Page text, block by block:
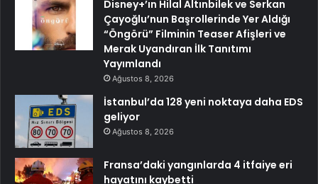
Disney+’ın Hilal Altınbilek ve Serkan
Çayoğlu’nun Başrollerinde Yer Aldığı
“Öngörü” Filminin Teaser Afişleri ve
Merak Uyandıran İlk Tanıtımı
Yayımlandı
Ağustos 8, 2026
İstanbul’da 128 yeni noktaya daha EDS
geliyor
Ağustos 8, 2026
Fransa’daki yangınlarda 4 itfaiye eri
hayatını kaybetti